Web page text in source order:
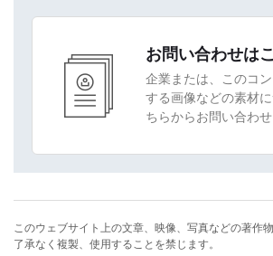
お問い合わせは
企業または、このコ
する画像などの素材
ちらからお問い合わせ
このウェブサイト上の文章、映像、写真などの著作
了承なく複製、使用することを禁じます。